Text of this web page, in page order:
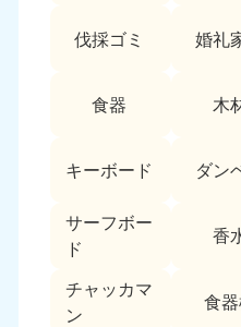
伐採ゴミ 婚礼
食器 木
キーボード ダン
サーフボー
ド
香
チャッカマ
ン
食
静岡県
050-1881-5258
9:00〜19:00 年中無休
富山県
050-1881-5262